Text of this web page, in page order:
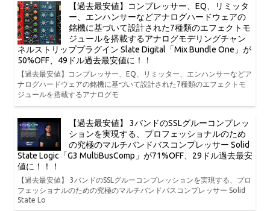
【過去最安値】コンプレッサー、EQ、リミッタ
ー、エンハンサーなどアナログハードウェアの
銘機に基づいて設計された7種類のエフェクトモ
ジュールを搭載するアナログモデリングチャン
ネルストリッププラグイン Slate Digital「Mix Bundle One」が
50%OFF、49ドル過去最安値に！！
【過去最安値】コンプレッサー、EQ、リミッター、エンハンサーなどア
ナログハードウェアの銘機に基づいて設計された7種類のエフェクトモ
ジュールを搭載するアナログモ
【過去最安値】 3バンドのSSLグルーコンプレッ
ションを実現する、プロフェッショナルのため
の究極のマルチバンドバスコンプレッサー Solid
State Logic「G3 MultiBusComp」が71%OFF、29ドル過去最安
値に！！！
【過去最安値】 3バンドのSSLグルーコンプレッションを実現する、プロ
フェッショナルのための究極のマルチバンドバスコンプレッサー Solid
State Lo